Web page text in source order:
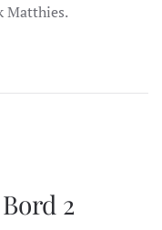
Matthies.
2